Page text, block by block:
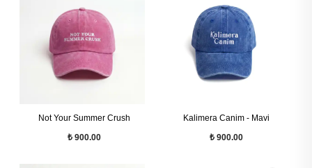
Not Your Summer Crush
₺ 900.00
Kalimera Canim - Mavi
₺ 900.00